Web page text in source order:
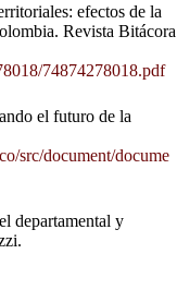
efectos de la
Revista Bitácora
74874278018.pdf
el futuro de la
src/document/docume
departamental y